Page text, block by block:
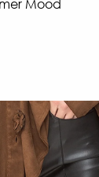
Mood